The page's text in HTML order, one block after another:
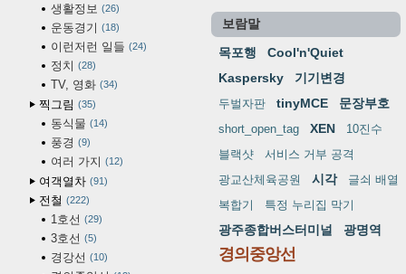
생활정보 26
운동경기 18
이런저런 일들 24
정치 28
TV, 영화 34
찍그림 35
동식물 14
풍경 9
여러 가지 12
여객열차 91
전철 222
1호선 29
3호선 5
경강선 10
보람말
목포행
Cool'n'Quiet
Kaspersky
기기변경
두벌자판 tinyMCE 문장부호
short_open_tag XEN
10진수
블랙샷
서비스 거부 공격
광교산체육공원
시각
글쇠 배열
복합기
특정 누리집 막기
광주종합버스터미널 광명역
경의중앙선